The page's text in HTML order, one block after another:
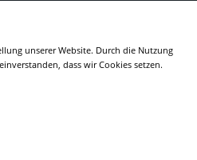
unserer Website. Durch die Nutzung
dass wir Cookies setzen.